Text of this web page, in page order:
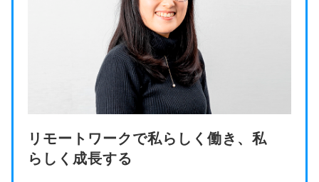
リモートワークで私らしく働き、私
らしく成長する